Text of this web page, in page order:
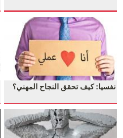
نفسيا: كيف تحقق النجاح المهني؟